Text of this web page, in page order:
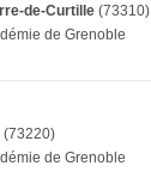
de-Curtille (73310)
de Grenoble
(73220)
de Grenoble